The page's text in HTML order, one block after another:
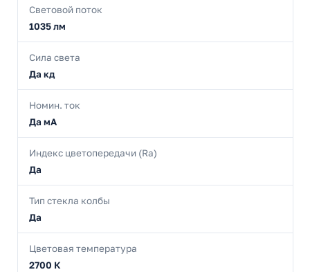
Световой поток
1035 лм
Сила света
Да кд
Номин. ток
Да мА
Индекс цветопередачи (Ra)
Да
Тип стекла колбы
Да
Цветовая температура
2700 К